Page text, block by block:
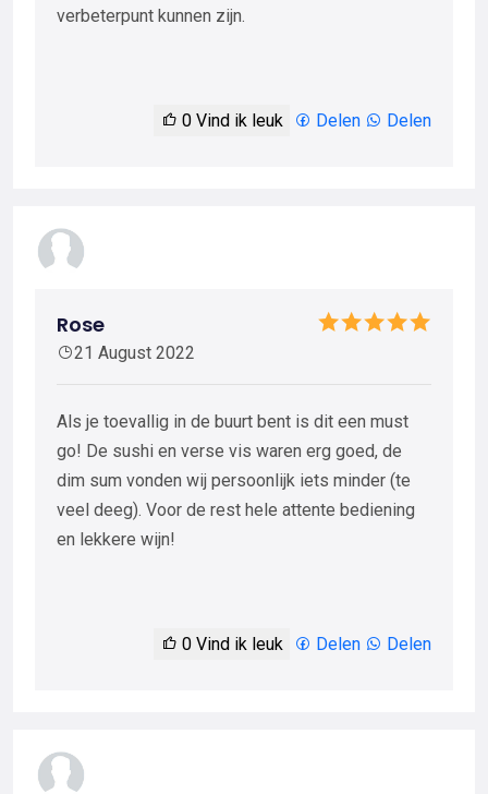
verbeterpunt kunnen zijn.
0 Vind ik leuk Delen Delen
Rose
21 August 2022
Als je toevallig in de buurt bent is dit een must
go! De sushi en verse vis waren erg goed, de
dim sum vonden wij persoonlijk iets minder (te
veel deeg). Voor de rest hele attente bediening
en lekkere wijn!
0 Vind ik leuk Delen Delen